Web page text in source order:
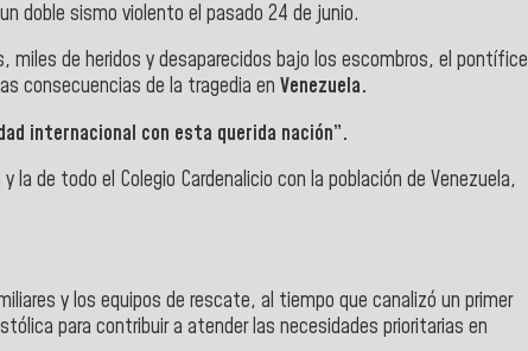
doble sismo violento el pasado 24 de junio.
de heridos y desaparecidos bajo los escombros, el pontífice
consecuencias de la tragedia en Venezuela.
internacional con esta querida nación”.
la de todo el Colegio Cardenalicio con la población de Venezuela,
y los equipos de rescate, al tiempo que canalizó un primer
para contribuir a atender las necesidades prioritarias en